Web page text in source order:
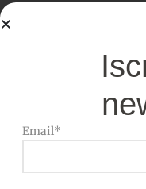
CERTIFICATO
Email*